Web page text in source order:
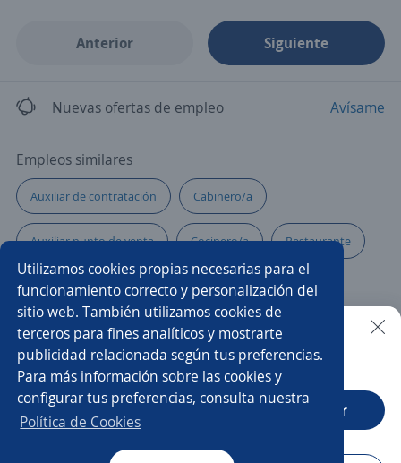
Utilizamos cookies propias necesarias para el
funcionamiento correcto y personalización del
sitio web. También utilizamos cookies de
terceros para fines analíticos y mostrarte
publicidad relacionada según tus preferencias.
Para más información sobre las cookies y
configurar tus preferencias, consulta nuestra
Política de Cookies
Anterior Siguiente
Nuevas ofertas de empleo Avísame
Empleos similares
Auxiliar de contratación Cabinero/a
Auxiliar punto de venta Cocinero/a Restaurante
Ayudante de cocina producción Auxiliar de cocina
Asistente de ventas Auxiliar
Asistente/a administrativo Ayudante de cocina y mesero
Auxiliar servicio al cliente
Buscar es más fácil en la app
CT App Abrir